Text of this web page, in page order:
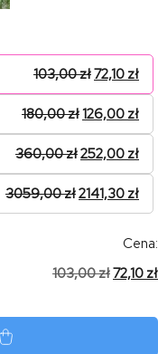
103,00zł72,10 zł
180,00zł126,00 zł
360,00zł252,00 zł
3059,00zł2141,30 zł
Cena:
103,00zł72,10 zł